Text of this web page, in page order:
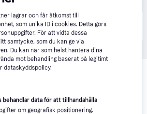
hos 1 butik som valt att inte
produkter
urval av produkter som kanske skulle
lagrar och får åtkomst till
som unika ID i cookies. Detta görs
För att vidta dessa
samtycke, som du kan ge via
Du kan när som helst hantera dina
mot behandling baserat på legitimt
dataskyddspolicy.
behandlar data för att tillhandahålla
om geografisk positionering.